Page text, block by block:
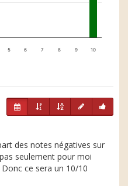
5 6 7 8 9 10
des notes négatives sur
seulement pour moi
ce sera un 10/10